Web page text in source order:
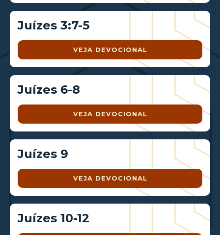
Juízes 3:7-5
VEJA DEVOCIONAL
Juízes 6-8
VEJA DEVOCIONAL
Juízes 9
VEJA DEVOCIONAL
Juízes 10-12